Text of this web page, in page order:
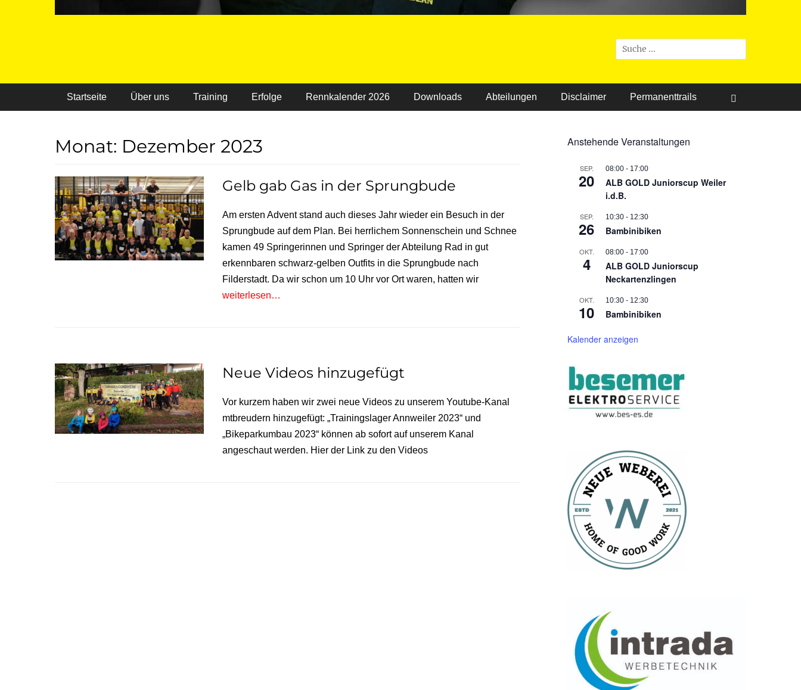
Suchen
nach:
Primäres Menü
Startseite Über uns Training Erfolge Rennkalender 2026 Downloads Abteilungen Disclaimer Permanenttrails
Monat: Dezember 2023
Gelb gab Gas in der Sprungbude
Am ersten Advent stand auch dieses Jahr wieder ein Besuch in der
Sprungbude auf dem Plan. Bei herrlichem Sonnenschein und Schnee
kamen 49 Springerinnen und Springer der Abteilung Rad in gut
erkennbaren schwarz-gelben Outfits in die Sprungbude nach
Filderstadt. Da wir schon um 10 Uhr vor Ort waren, hatten wir
weiterlesen…
Neue Videos hinzugefügt
Vor kurzem haben wir zwei neue Videos zu unserem Youtube-Kanal
mtbreudern hinzugefügt: „Trainingslager Annweiler 2023“ und
„Bikeparkumbau 2023“ können ab sofort auf unserem Kanal
angeschaut werden. Hier der Link zu den Videos
Anstehende Veranstaltungen
SEP.
20
08:00 - 17:00
ALB GOLD Juniorscup Weiler
i.d.B.
SEP.
26
10:30 - 12:30
Bambinibiken
OKT.
4
08:00 - 17:00
ALB GOLD Juniorscup
Neckartenzlingen
OKT.
10
10:30 - 12:30
Bambinibiken
Kalender anzeigen